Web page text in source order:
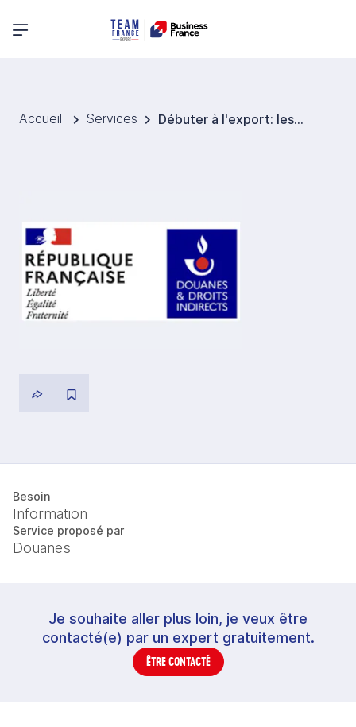
Menu principal
Accueil Services Débuter à l'export: les fondamentaux
Besoin
Information
Service proposé par
Douanes
Je souhaite aller plus loin, je veux être
contacté(e) par un expert gratuitement.
ÊTRE CONTACTÉ